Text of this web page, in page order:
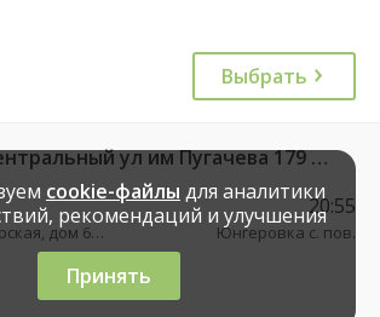
Выбрать
Саратов АВ Центральный ул им Пугачева 179 А — Балашов (Привокзальная площадь 7) 603-1
Саратов (ул. Аткарская, дом 66 А)
20:55
Юнгеровка с. пов.
cookie-файлы для аналитики
рекомендаций и улучшения
Принять